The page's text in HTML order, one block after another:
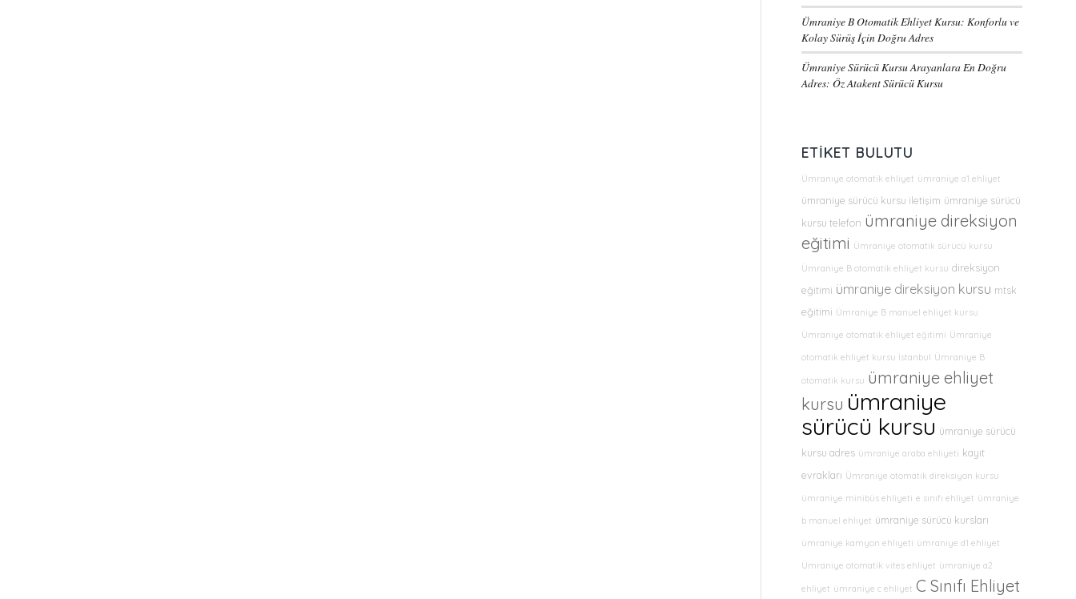
Ümraniye B Otomatik Ehliyet Kursu: Konforlu ve
Kolay Sürüş İçin Doğru Adres
Ümraniye Sürücü Kursu Arayanlara En Doğru
Adres: Öz Atakent Sürücü Kursu
ETIKET BULUTU
Ümraniye otomatik ehliyet ümraniye a1 ehliyet
ümraniye sürücü kursu iletişim ümraniye sürücü
kursu telefon ümraniye direksiyon
eğitimi Ümraniye otomatik sürücü kursu
Ümraniye B otomatik ehliyet kursu direksiyon
eğitimi ümraniye direksiyon kursu mtsk
eğitimi Ümraniye B manuel ehliyet kursu
Ümraniye otomatik ehliyet eğitimi Ümraniye
otomatik ehliyet kursu İstanbul Ümraniye B
otomatik kursu ümraniye ehliyet
kursu ümraniye
sürücü kursu ümraniye sürücü
kursu adres ümraniye araba ehliyeti kayıt
evrakları Ümraniye otomatik direksiyon kursu
ümraniye minibüs ehliyeti e sınıfı ehliyet ümraniye
b manuel ehliyet ümraniye sürücü kursları
ümraniye kamyon ehliyeti ümraniye d1 ehliyet
Ümraniye otomatik vites ehliyet ümraniye a2
ehliyet ümraniye c ehliyet C Sınıfı Ehliyet